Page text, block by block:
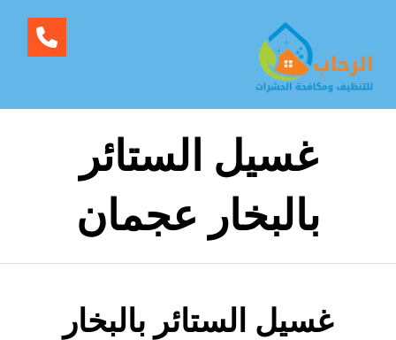
غسيل الستائر
بالبخار عجمان
غسيل الستائر بالبخار